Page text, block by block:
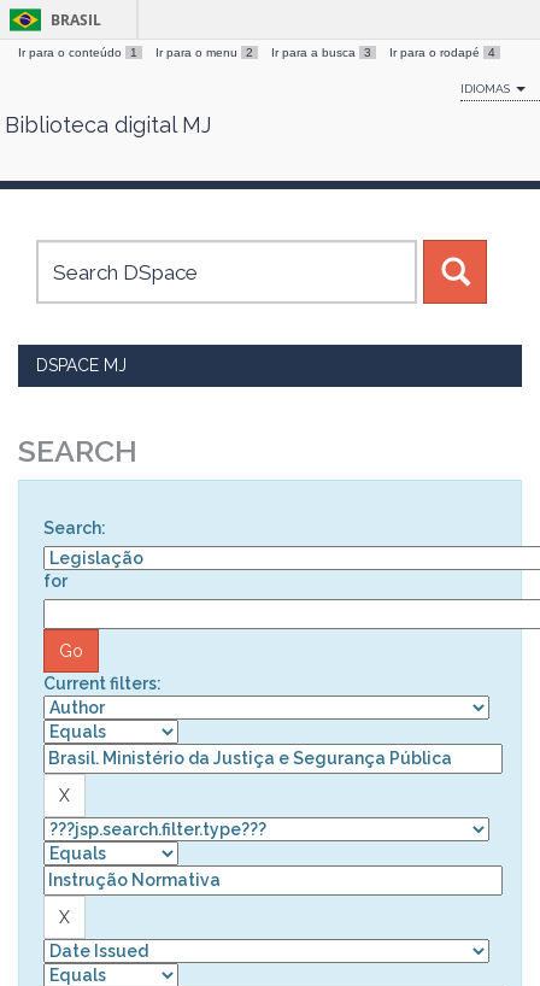
Skip
BRASIL
Ir para o conteúdo 1 Ir para o menu 2 Ir para a busca 3 Ir para o rodapé 4
IDIOMAS
Biblioteca digital MJ
DSPACE MJ
SEARCH
Search:
for
Current filters: